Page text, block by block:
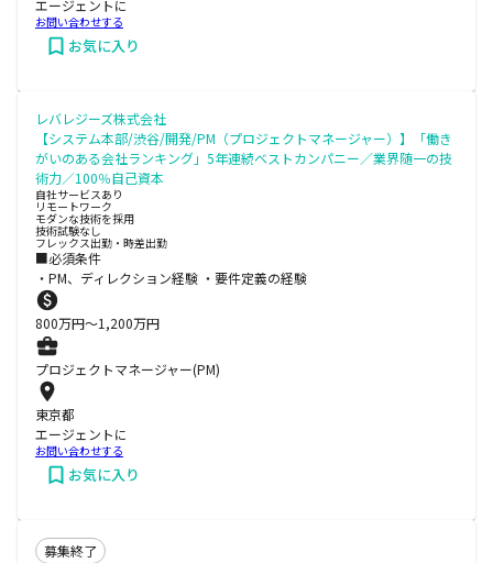
エージェントに
お問い合わせする
お気に入り
レバレジーズ株式会社
【システム本部/渋谷/開発/PM（プロジェクトマネージャー）】「働き
がいのある会社ランキング」5年連続ベストカンパニー／業界随一の技
術力／100％自己資本
自社サービスあり
リモートワーク
モダンな技術を採用
技術試験なし
フレックス出勤・時差出勤
■必須条件
・PM、ディレクション経験 ・要件定義の経験
800万円〜1,200万円
プロジェクトマネージャー(PM)
東京都
エージェントに
お問い合わせする
お気に入り
募集終了